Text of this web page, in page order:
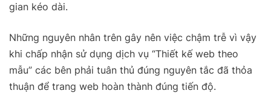
gian kéo dài.
Những nguyên nhân trên gây nên việc chậm trễ vì vậy
khi chấp nhận sử dụng dịch vụ “Thiết kế web theo
mẫu” các bên phải tuân thủ đúng nguyên tắc đã thỏa
thuận để trang web hoàn thành đúng tiến độ.